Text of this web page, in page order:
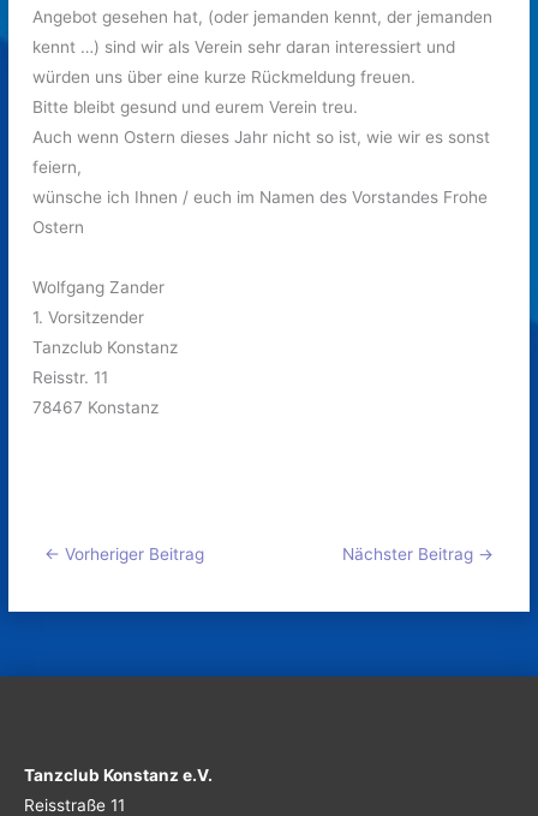
Angebot gesehen hat, (oder jemanden kennt, der jemanden
kennt …) sind wir als Verein sehr daran interessiert und
würden uns über eine kurze Rückmeldung freuen.
Bitte bleibt gesund und eurem Verein treu.
Auch wenn Ostern dieses Jahr nicht so ist, wie wir es sonst
feiern,
wünsche ich Ihnen / euch im Namen des Vorstandes Frohe
Ostern
Wolfgang Zander
1. Vorsitzender
Tanzclub Konstanz
Reisstr. 11
78467 Konstanz
← Vorheriger Beitrag Nächster Beitrag →
Tanzclub Konstanz e.V.
Reisstraße 11